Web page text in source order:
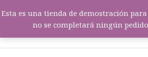
Productos de Mendavia
Esta es una tienda de demostración
no se completará ningún